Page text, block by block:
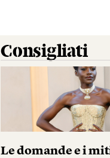
Consigliati
Le domande e i